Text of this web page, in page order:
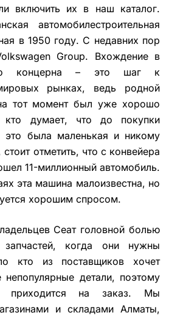
включить их в наш каталог.
автомобилестроительная
в 1950 году. С недавних пор
Group. Вхождение в
концерна – это шаг к
рынках, ведь родной
тот момент был уже хорошо
думает, что до покупки
это была маленькая и никому
отметить, что с конвейера
11-миллионный автомобиль.
эта машина малоизвестна, но
хорошим спросом.
Сеат головной болью
запчастей, когда они нужны
кто из поставщиков хочет
детали, поэтому
приходится на заказ. Мы
и складами Алматы,